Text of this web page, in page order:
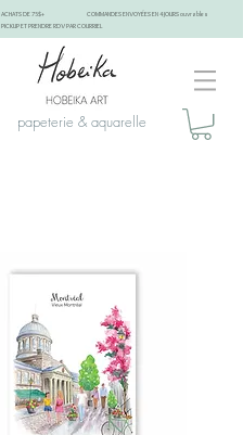
ACHATS DE 75$+
COMMANDES ENVOYÉES EN 4 JOURS ouvrables
ET PRENDRE RDV PAR COURRIEL
papeterie & aquarelle